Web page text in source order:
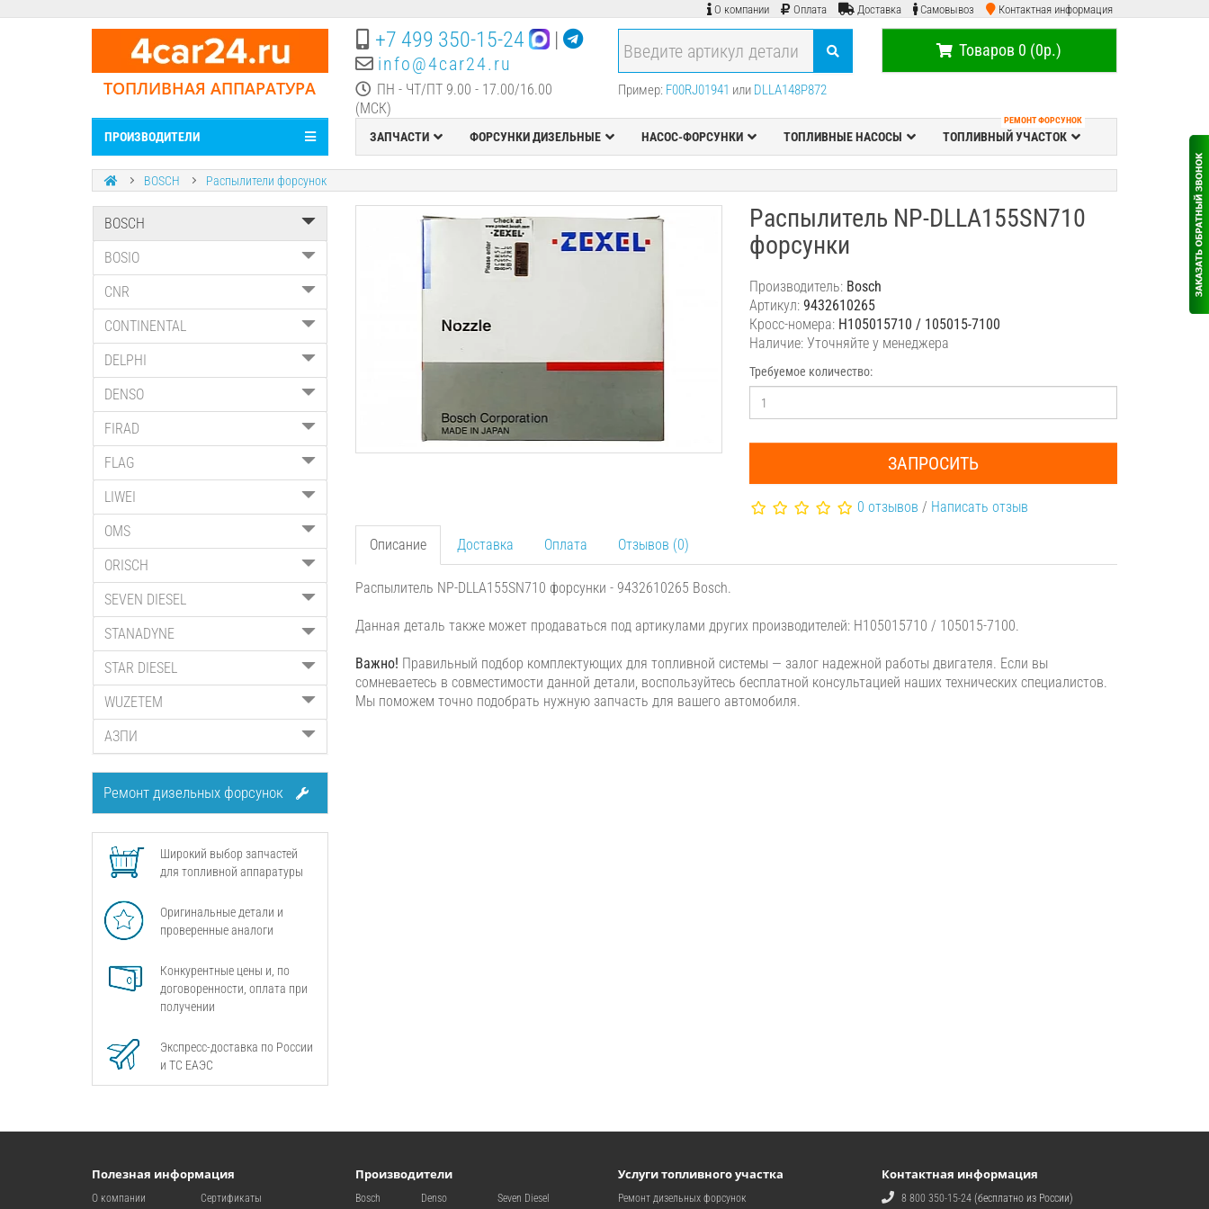
О компании Оплата Доставка Самовывоз Контактная информация
ТОПЛИВНАЯ АППАРАТУРА
+7 499 350-15-24 |
info@4car24.ru
ПН - ЧТ/ПТ 9.00 - 17.00/16.00
(МСК)
Пример: F00RJ01941 или DLLA148P872
Товаров 0 (0р.)
ПРОИЗВОДИТЕЛИ ЗАПЧАСТИ ФОРСУНКИ ДИЗЕЛЬНЫЕ НАСОС-ФОРСУНКИ ТОПЛИВНЫЕ НАСОСЫ
РЕМОНТ ФОРСУНОК
ТОПЛИВНЫЙ УЧАСТОК
BOSCH Распылители форсунок
BOSCH
BOSIO
CNR
CONTINENTAL
DELPHI
DENSO
FIRAD
FLAG
LIWEI
OMS
ORISCH
SEVEN DIESEL
STANADYNE
STAR DIESEL
WUZETEM
АЗПИ
Ремонт дизельных форсунок
Широкий выбор запчастей
для топливной аппаратуры
Оригинальные детали и
проверенные аналоги
Конкурентные цены и, по
договоренности, оплата при
получении
Экспресс-доставка по России
и ТС ЕАЭС
Распылитель NP-DLLA155SN710
форсунки
Производитель: Bosch
Артикул:9432610265
Кросс-номера: H105015710 / 105015-7100
Наличие: Уточняйте у менеджера
Требуемое количество:
ЗАПРОСИТЬ
0 отзывов / Написать отзыв
Описание Доставка Оплата Отзывов (0)
Распылитель NP-DLLA155SN710 форсунки - 9432610265 Bosch.
Данная деталь также может продаваться под артикулами других производителей: H105015710 / 105015-7100.
Важно! Правильный подбор комплектующих для топливной системы — залог надежной работы двигателя. Если вы
сомневаетесь в совместимости данной детали, воспользуйтесь бесплатной консультацией наших технических специалистов.
Мы поможем точно подобрать нужную запчасть для вашего автомобиля.
Полезная информация
О компании Сертификаты
Производители
Bosch Denso Seven Diesel
Услуги топливного участка
Ремонт дизельных форсунок
Контактная информация
8 800 350-15-24(бесплатно из России)